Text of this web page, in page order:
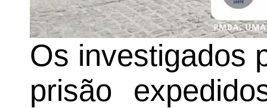
Os investigados
prisão